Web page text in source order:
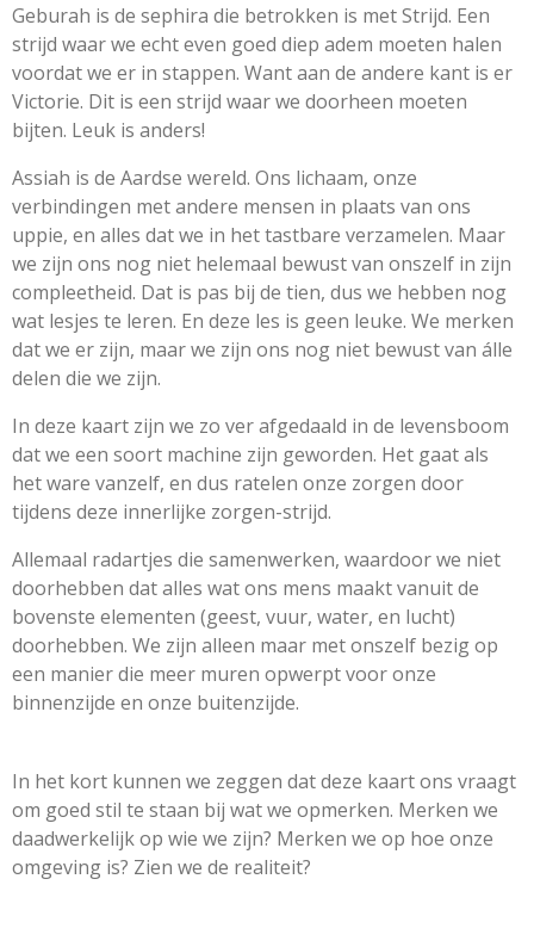
Geburah is de sephira die betrokken is met Strijd. Een
strijd waar we echt even goed diep adem moeten halen
voordat we er in stappen. Want aan de andere kant is er
Victorie. Dit is een strijd waar we doorheen moeten
bijten. Leuk is anders!
Assiah is de Aardse wereld. Ons lichaam, onze
verbindingen met andere mensen in plaats van ons
uppie, en alles dat we in het tastbare verzamelen. Maar
we zijn ons nog niet helemaal bewust van onszelf in zijn
compleetheid. Dat is pas bij de tien, dus we hebben nog
wat lesjes te leren. En deze les is geen leuke. We merken
dat we er zijn, maar we zijn ons nog niet bewust van álle
delen die we zijn.
In deze kaart zijn we zo ver afgedaald in de levensboom
dat we een soort machine zijn geworden. Het gaat als
het ware vanzelf, en dus ratelen onze zorgen door
tijdens deze innerlijke zorgen-strijd.
Allemaal radartjes die samenwerken, waardoor we niet
doorhebben dat alles wat ons mens maakt vanuit de
bovenste elementen (geest, vuur, water, en lucht)
doorhebben. We zijn alleen maar met onszelf bezig op
een manier die meer muren opwerpt voor onze
binnenzijde en onze buitenzijde.
In het kort kunnen we zeggen dat deze kaart ons vraagt
om goed stil te staan bij wat we opmerken. Merken we
daadwerkelijk op wie we zijn? Merken we op hoe onze
omgeving is? Zien we de realiteit?